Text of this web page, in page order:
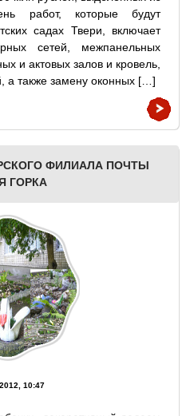
работ, которые будут
садах Твери, включает
сетей, межпанельных
и актовых залов и кровель,
а также замену оконных […]
ФИЛИАЛА ПОЧТЫ
ГОРКА
10:47